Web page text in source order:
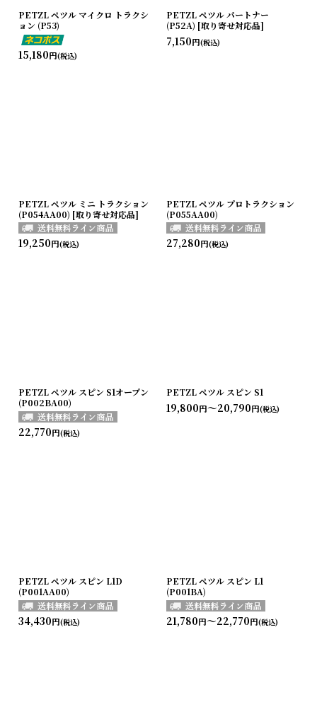
PETZL ペツル マイクロ トラクシ
ョン (P53)
15,180円(税込)
PETZL ペツル パートナー
(P52A) [取り寄せ対応品]
7,150円(税込)
PETZL ペツル ミニ トラクション
(P054AA00) [取り寄せ対応品]
19,250円(税込)
PETZL ペツル プロトラクション
(P055AA00)
27,280円(税込)
PETZL ペツル スピン S1オープン
(P002BA00)
22,770円(税込)
PETZL ペツル スピン S1
19,800円～20,790円(税込)
PETZL ペツル スピン L1D
(P001AA00)
34,430円(税込)
PETZL ペツル スピン L1
(P001BA)
21,780円～22,770円(税込)